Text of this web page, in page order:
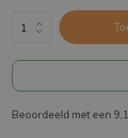
Beoordeeld met een